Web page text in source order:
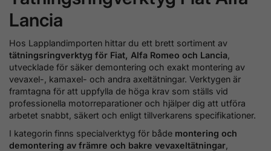
Lancia
Hos Lapplandimporten hittar du ett brett sortiment av
tätningsringverktyg för Fiat, Alfa Romeo och Lancia,
utvecklade för säker demontering och exakt montering av
vevaxel-, kamaxel- och andra axeltätningar. Verktygen är
framtagna för att uppfylla de höga krav som ställs vid
professionella motorreparationer och hjälper dig att utföra
arbetet snabbt, säkert och enligt tillverkarens specifikationer.
I kategorin finns specialverktyg för både montering och
demontering av främre och bakre vevaxeltätningar,